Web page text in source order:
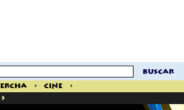
buscar
> Cine
>
>